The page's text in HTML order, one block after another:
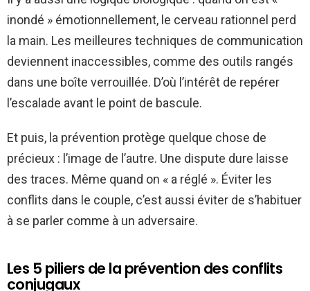
inondé » émotionnellement, le cerveau rationnel perd
la main. Les meilleures techniques de communication
deviennent inaccessibles, comme des outils rangés
dans une boîte verrouillée. D’où l’intérêt de repérer
l’escalade avant le point de bascule.
Et puis, la prévention protège quelque chose de
précieux : l’image de l’autre. Une dispute dure laisse
des traces. Même quand on « a réglé ». Éviter les
conflits dans le couple, c’est aussi éviter de s’habituer
à se parler comme à un adversaire.
Les 5 piliers de la prévention des conflits
conjugaux